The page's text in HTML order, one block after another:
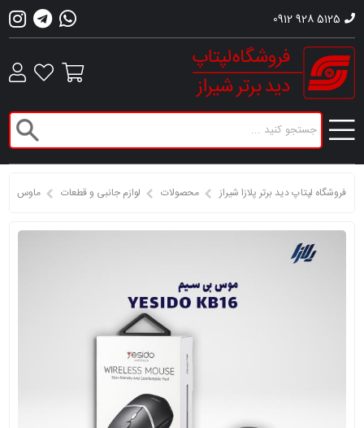
0912 928 5125
فروشگاه لپتاپ دید برتر پلازا شیراز محصولات لوازم جانبی و قطعات ماوس